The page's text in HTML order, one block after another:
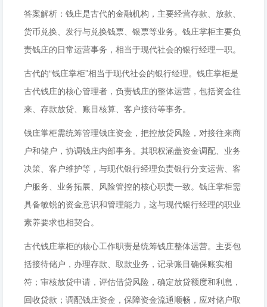
答案解析：钱庄是古代的金融机构，主要经营存款、放款、
货币兑换、发行与兑换钱票、银票等业务。钱庄掌柜主要负
责钱庄的日常运营事务，相当于现代社会的银行经理一职。
古代的“钱庄掌柜”相当于现代社会的银行经理。钱庄掌柜是
古代钱庄的核心管理者，负责钱庄的整体运营，包括资金往
来、存款放贷、账目核算、客户接待等事务。
钱庄掌柜需统筹管理钱庄资金，把控放贷风险，对接往来商
户和储户，协调钱庄内部事务。其职权涵盖资金调配、业务
决策、客户维护等，与现代银行经理负责银行分支运营、客
户服务、业务拓展、风险管控的核心职责一致。钱庄掌柜需
具备敏锐的资金意识和管理能力，这与现代银行经理的职业
素养要求也相契合。
古代钱庄掌柜的核心工作职责是统筹钱庄整体运营。主要包
括接待储户，办理存款、取款业务，记录账目确保账实相
符；审核放贷申请，评估借贷风险，确定放贷额度和利息，
回收贷款；调配钱庄资金，保障资金流通顺畅，应对储户取